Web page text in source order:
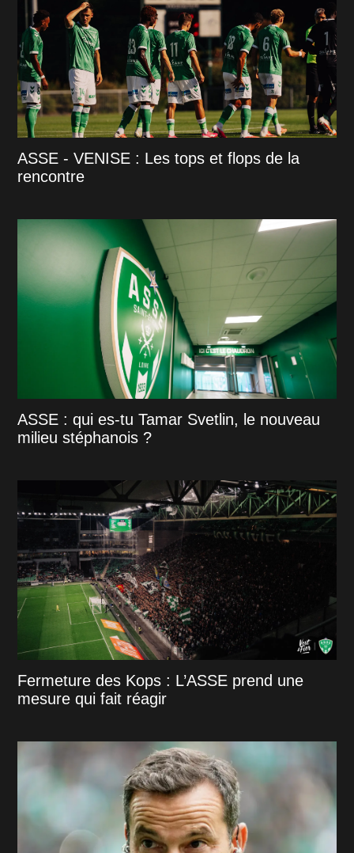
ASSE - VENISE : Les tops et flops de la
rencontre
ASSE : qui es-tu Tamar Svetlin, le nouveau
milieu stéphanois ?
Fermeture des Kops : L’ASSE prend une
mesure qui fait réagir